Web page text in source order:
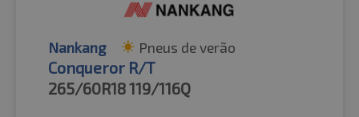
Nankang Pneus de verão
Conqueror R/T
265/60R18119/116Q